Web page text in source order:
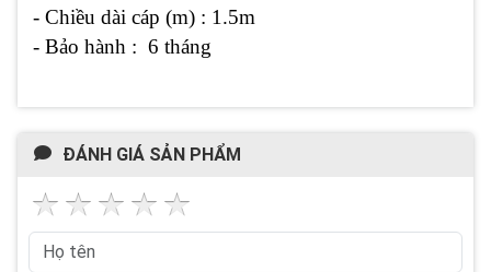
- Chiều dài cáp (m) : 1.5m
- Bảo hành : 6 tháng
ĐÁNH GIÁ SẢN PHẨM